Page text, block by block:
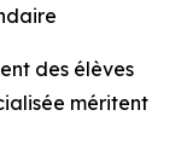
des élèves
méritent